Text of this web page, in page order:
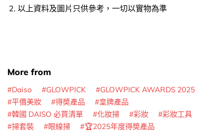
以上資料及圖片只供參考，一切以實物為準
More from
Daiso GLOWPICK
GLOWPICK AWARDS 2025
平價美妝
得奬產品
皇牌產品
韓國 DAISO 必買清單
化妝掃 彩妝
彩妝工具
掃套裝
眼線掃 🏆2025年度得奬產品